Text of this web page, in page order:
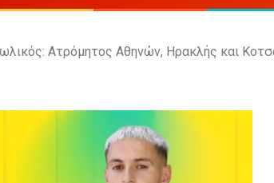
Ατρόμητος Αθηνών, Ηρακλής και